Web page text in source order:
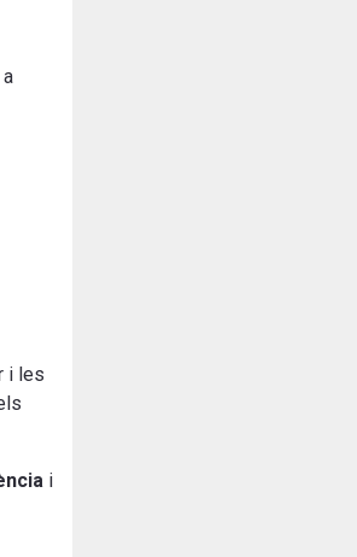
i les
i